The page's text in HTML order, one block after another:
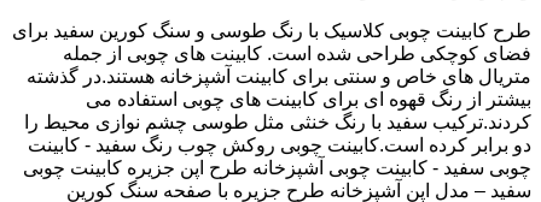
طرح کابینت چوبی کلاسیک با رنگ طوسی و سنگ کورین سفید برای
فضای کوچکی طراحی شده است. کابینت های چوبی از جمله
متریال های خاص و سنتی برای کابینت آشپزخانه هستند.در گذشته
بیشتر از رنگ قهوه ای برای کابینت های چوبی استفاده می
کردند.ترکیب سفید با رنگ خنثی مثل طوسی چشم نوازی محیط را
دو برابر کرده است.کابینت چوبی روکش چوب رنگ سفید - کابینت
چوبی سفید - کابینت چوبی آشپزخانه طرح اپن جزیره کابینت چوبی
سفید – مدل اپن آشپزخانه طرح جزیره با صفحه سنگ کورین